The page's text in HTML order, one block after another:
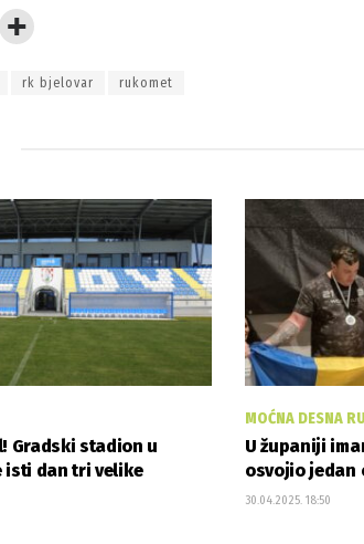
rk bjelovar rukomet
Gradski stadion u
isti dan tri velike
MOĆNA DESNA
U županiji
osvojio jedan
30.04.2025. 18:50